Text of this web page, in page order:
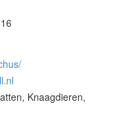
Knaagdieren,